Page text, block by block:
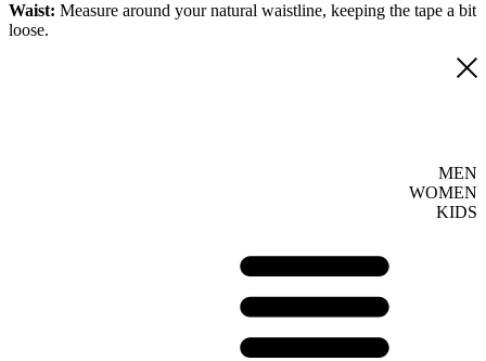
Waist: Measure around your natural waistline, keeping the tape a bit
loose.
MEN
WOMEN
KIDS